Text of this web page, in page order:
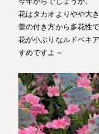
花はタカオよりやや大き
蕾の付き方から多花性
花が小ぶりなルドベキ
すめですよ～